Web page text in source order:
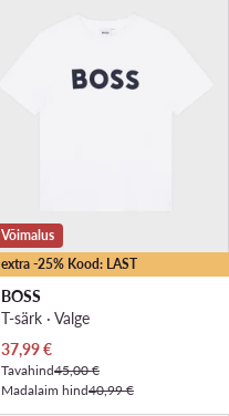
extra -25% Kood: LAST
Võimalus
BOSS
T-särk · Valge
Praegune hind
37,99€
Tavahind45,00 €
Madalaim hind40,99 €